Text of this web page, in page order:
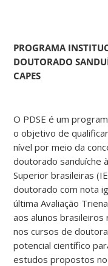
PROGRAMA
DOUTORADO
CAPES
O PDSE é um
o objetivo de
nível por meio da
doutorado sanduíche
Superior brasileiras
doutorado com nota
última Avaliação
aos alunos
nos cursos de
potencial científico
estudos propostos